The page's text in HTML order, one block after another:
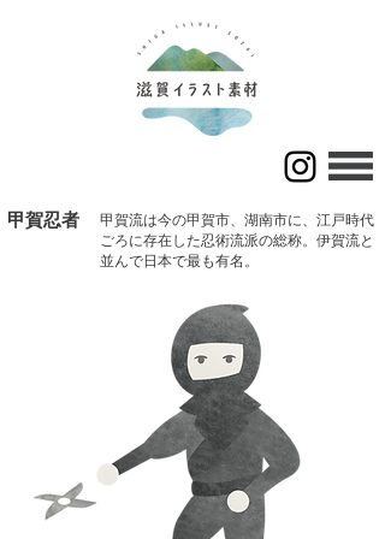
甲賀忍者
甲賀流は今の甲賀市、湖南市に、江戸時代
ごろに存在した忍術流派の総称。伊賀流と
並んで日本で最も有名。